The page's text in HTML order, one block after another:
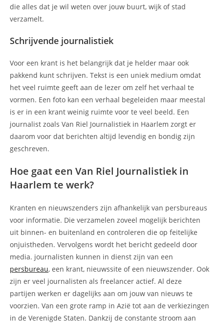
die alles dat je wil weten over jouw buurt, wijk of stad
verzamelt.
Schrijvende journalistiek
Voor een krant is het belangrijk dat je helder maar ook
pakkend kunt schrijven. Tekst is een uniek medium omdat
het veel ruimte geeft aan de lezer om zelf het verhaal te
vormen. Een foto kan een verhaal begeleiden maar meestal
is er in een krant weinig ruimte voor te veel beeld. Een
journalist zoals Van Riel Journalistiek in Haarlem zorgt er
daarom voor dat berichten altijd levendig en bondig zijn
geschreven.
Hoe gaat een Van Riel Journalistiek in
Haarlem te werk?
Kranten en nieuwszenders zijn afhankelijk van persbureaus
voor informatie. Die verzamelen zoveel mogelijk berichten
uit binnen- en buitenland en controleren die op feitelijke
onjuistheden. Vervolgens wordt het bericht gedeeld door
media. journalisten kunnen in dienst zijn van een
persbureau, een krant, nieuwssite of een nieuwszender. Ook
zijn er veel journalisten als freelancer actief. Al deze
partijen werken er dagelijks aan om jouw van nieuws te
voorzien. Van een grote ramp in Azië tot aan de verkiezingen
in de Verenigde Staten. Dankzij de constante stroom aan